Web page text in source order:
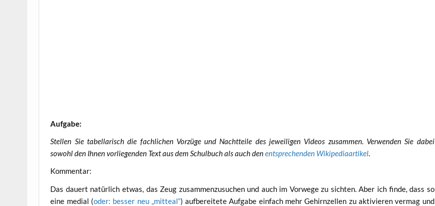
Auf­ga­be:
Stel­len Sie tabel­la­risch die fach­li­chen Vor­zü­ge und Nacht­tei­le des jewei­li­gen Vide­os zusam­men. Ver­wen­den Sie dabei
sowohl den Ihnen vor­lie­gen­den Text aus dem Schul­buch als auch denent­spre­chen­den Wiki­pe­dia­ar­ti­kel.
Kom­men­tar:
Das dau­ert natür­lich etwas, das Zeug zusam­men­zu­su­chen und auch im Vor­we­ge zu sich­ten. Aber ich fin­de, dass so
eine medi­al (oder: bes­ser neu „mit­te­al“) auf­be­rei­te­te Auf­ga­be ein­fach mehr Gehirn­zel­len zu akti­vie­ren ver­mag und